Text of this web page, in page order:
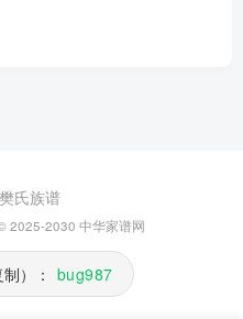
樊氏族谱
2025-2030 中华家谱网
）： bug987